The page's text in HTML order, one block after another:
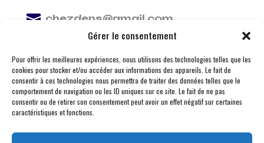
Gérer le consentement
Pour offrir les meilleures expériences, nous utilisons des technologies telles que les
cookies pour stocker et/ou accéder aux informations des appareils. Le fait de
consentir à ces technologies nous permettra de traiter des données telles que le
comportement de navigation ou les ID uniques sur ce site. Le fait de ne pas
consentir ou de retirer son consentement peut avoir un effet négatif sur certaines
caractéristiques et fonctions.
 chezdens@gmail.com